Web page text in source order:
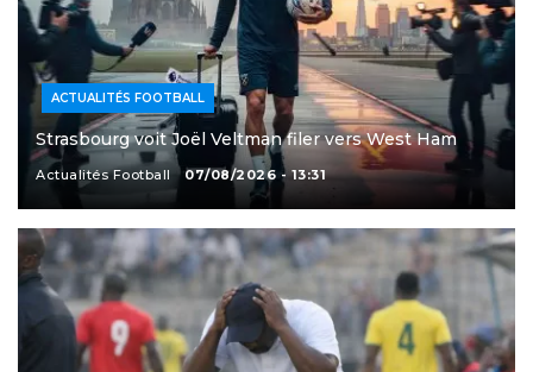
ACTUALITÉS FOOTBALL
Strasbourg voit Joël Veltman filer vers West Ham
Actualités Football 07/08/2026 - 13:31